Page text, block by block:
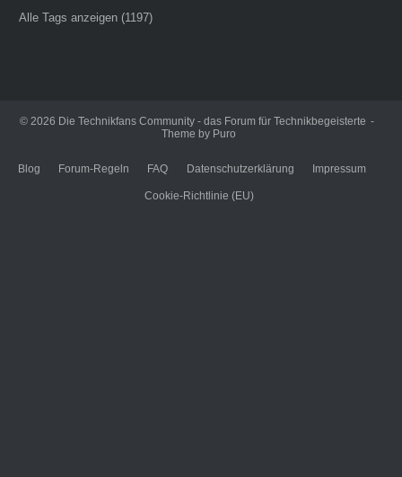
Alle Tags anzeigen (1197)
© 2026 Die Technikfans Community - das Forum für Technikbegeisterte
Theme by Puro
Blog Forum-Regeln FAQ Datenschutzerklärung Impressum
Cookie-Richtlinie (EU)